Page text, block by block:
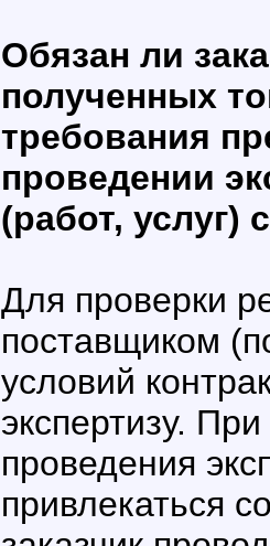
Обязан ли
полученных
требования
проведении
(работ, услуг)
Для проверки
поставщиком
условий
экспертизу.
проведения
привлекаться